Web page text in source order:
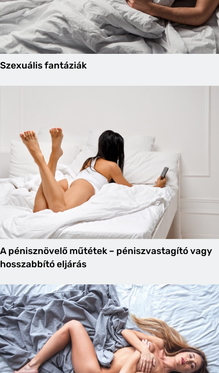
Szexuális fantáziák
A pénisznövelő műtétek – péniszvastagító vagy
hosszabbító eljárás